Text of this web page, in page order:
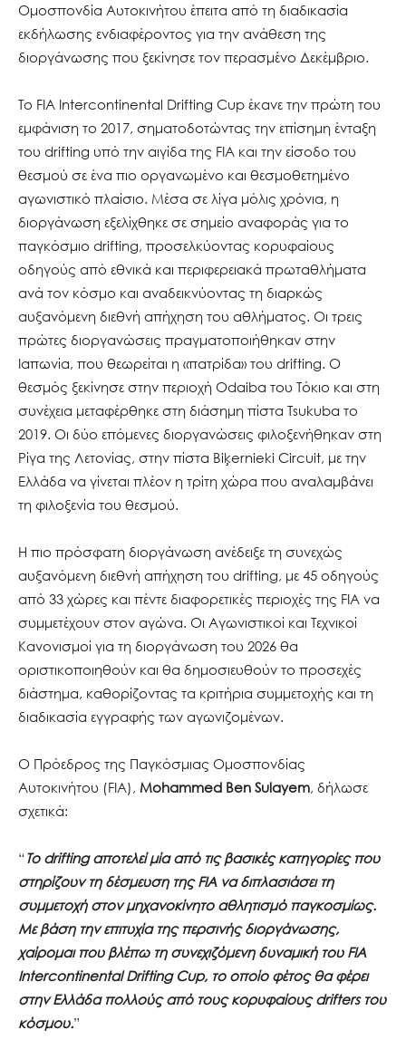
Ομοσπονδία Αυτοκινήτου έπειτα από τη διαδικασία
εκδήλωσης ενδιαφέροντος για την ανάθεση της
διοργάνωσης που ξεκίνησε τον περασμένο Δεκέμβριο.
Το FIA Intercontinental Drifting Cup έκανε την πρώτη του
εμφάνιση το 2017, σηματοδοτώντας την επίσημη ένταξη
του drifting υπό την αιγίδα της FIA και την είσοδο του
θεσμού σε ένα πιο οργανωμένο και θεσμοθετημένο
αγωνιστικό πλαίσιο. Μέσα σε λίγα μόλις χρόνια, η
διοργάνωση εξελίχθηκε σε σημείο αναφοράς για το
παγκόσμιο drifting, προσελκύοντας κορυφαίους
οδηγούς από εθνικά και περιφερειακά πρωταθλήματα
ανά τον κόσμο και αναδεικνύοντας τη διαρκώς
αυξανόμενη διεθνή απήχηση του αθλήματος. Οι τρεις
πρώτες διοργανώσεις πραγματοποιήθηκαν στην
Ιαπωνία, που θεωρείται η «πατρίδα» του drifting. Ο
θεσμός ξεκίνησε στην περιοχή Odaiba του Τόκιο και στη
συνέχεια μεταφέρθηκε στη διάσημη πίστα Tsukuba το
2019. Οι δύο επόμενες διοργανώσεις φιλοξενήθηκαν στη
Ρίγα της Λετονίας, στην πίστα Biķernieki Circuit, με την
Ελλάδα να γίνεται πλέον η τρίτη χώρα που αναλαμβάνει
τη φιλοξενία του θεσμού.
Η πιο πρόσφατη διοργάνωση ανέδειξε τη συνεχώς
αυξανόμενη διεθνή απήχηση του drifting, με 45 οδηγούς
από 33 χώρες και πέντε διαφορετικές περιοχές της FIA να
συμμετέχουν στον αγώνα. Οι Αγωνιστικοί και Τεχνικοί
Κανονισμοί για τη διοργάνωση του 2026 θα
οριστικοποιηθούν και θα δημοσιευθούν το προσεχές
διάστημα, καθορίζοντας τα κριτήρια συμμετοχής και τη
διαδικασία εγγραφής των αγωνιζομένων.
Ο Πρόεδρος της Παγκόσμιας Ομοσπονδίας
Αυτοκινήτου (FIA), Mohammed Ben Sulayem, δήλωσε
σχετικά:
“ Το drifting αποτελεί μία από τις βασικές κατηγορίες που
στηρίζουν τη δέσμευση της FIA να διπλασιάσει τη
συμμετοχή στον μηχανοκίνητο αθλητισμό παγκοσμίως.
Με βάση την επιτυχία της περσινής διοργάνωσης,
χαίρομαι που βλέπω τη συνεχιζόμενη δυναμική του FIA
Intercontinental Drifting Cup, το οποίο φέτος θα φέρει
στην Ελλάδα πολλούς από τους κορυφαίους drifters του
κόσμου.”